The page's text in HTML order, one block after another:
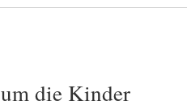
die Kinder